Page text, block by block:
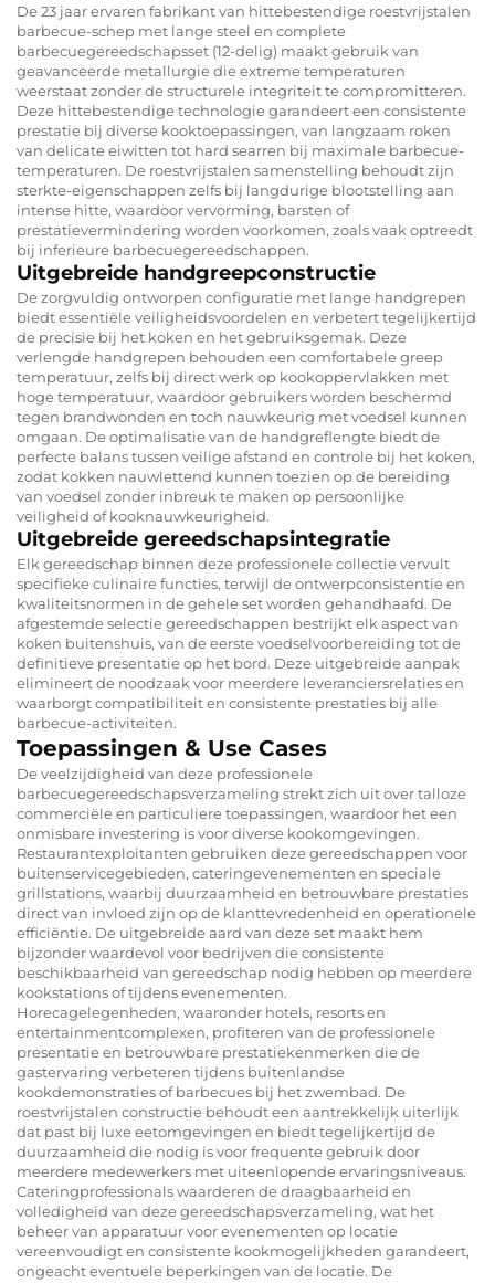
De 23 jaar ervaren fabrikant van hittebestendige roestvrijstalen
barbecue-schep met lange steel en complete
barbecuegereedschapsset (12-delig) maakt gebruik van
geavanceerde metallurgie die extreme temperaturen
weerstaat zonder de structurele integriteit te compromitteren.
Deze hittebestendige technologie garandeert een consistente
prestatie bij diverse kooktoepassingen, van langzaam roken
van delicate eiwitten tot hard searren bij maximale barbecue-
temperaturen. De roestvrijstalen samenstelling behoudt zijn
sterkte-eigenschappen zelfs bij langdurige blootstelling aan
intense hitte, waardoor vervorming, barsten of
prestatievermindering worden voorkomen, zoals vaak optreedt
bij inferieure barbecuegereedschappen.
Uitgebreide handgreepconstructie
De zorgvuldig ontworpen configuratie met lange handgrepen
biedt essentiële veiligheidsvoordelen en verbetert tegelijkertijd
de precisie bij het koken en het gebruiksgemak. Deze
verlengde handgrepen behouden een comfortabele greep
temperatuur, zelfs bij direct werk op kookoppervlakken met
hoge temperatuur, waardoor gebruikers worden beschermd
tegen brandwonden en toch nauwkeurig met voedsel kunnen
omgaan. De optimalisatie van de handgreflengte biedt de
perfecte balans tussen veilige afstand en controle bij het koken,
zodat kokken nauwlettend kunnen toezien op de bereiding
van voedsel zonder inbreuk te maken op persoonlijke
veiligheid of kooknauwkeurigheid.
Uitgebreide gereedschapsintegratie
Elk gereedschap binnen deze professionele collectie vervult
specifieke culinaire functies, terwijl de ontwerpconsistentie en
kwaliteitsnormen in de gehele set worden gehandhaafd. De
afgestemde selectie gereedschappen bestrijkt elk aspect van
koken buitenshuis, van de eerste voedselvoorbereiding tot de
definitieve presentatie op het bord. Deze uitgebreide aanpak
elimineert de noodzaak voor meerdere leveranciersrelaties en
waarborgt compatibiliteit en consistente prestaties bij alle
barbecue-activiteiten.
Toepassingen & Use Cases
De veelzijdigheid van deze professionele
barbecuegereedschapsverzameling strekt zich uit over talloze
commerciële en particuliere toepassingen, waardoor het een
onmisbare investering is voor diverse kookomgevingen.
Restaurantexploitanten gebruiken deze gereedschappen voor
buitenservicegebieden, cateringevenementen en speciale
grillstations, waarbij duurzaamheid en betrouwbare prestaties
direct van invloed zijn op de klanttevredenheid en operationele
efficiëntie. De uitgebreide aard van deze set maakt hem
bijzonder waardevol voor bedrijven die consistente
beschikbaarheid van gereedschap nodig hebben op meerdere
kookstations of tijdens evenementen.
Horecagelegenheden, waaronder hotels, resorts en
entertainmentcomplexen, profiteren van de professionele
presentatie en betrouwbare prestatiekenmerken die de
gastervaring verbeteren tijdens buitenlandse
kookdemonstraties of barbecues bij het zwembad. De
roestvrijstalen constructie behoudt een aantrekkelijk uiterlijk
dat past bij luxe eetomgevingen en biedt tegelijkertijd de
duurzaamheid die nodig is voor frequente gebruik door
meerdere medewerkers met uiteenlopende ervaringsniveaus.
Cateringprofessionals waarderen de draagbaarheid en
volledigheid van deze gereedschapsverzameling, wat het
beheer van apparatuur voor evenementen op locatie
vereenvoudigt en consistente kookmogelijkheden garandeert,
ongeacht eventuele beperkingen van de locatie. De